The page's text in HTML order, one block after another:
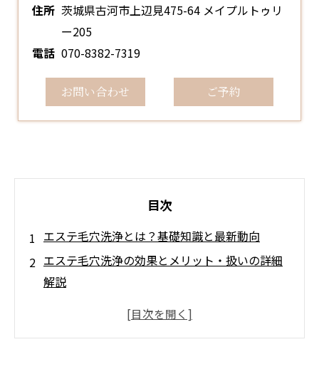
住所 茨城県古河市上辺見475-64 メイプルトゥリ
ー205
電話 070-8382-7319
お問い合わせ ご予約
目次
エステ毛穴洗浄とは？基礎知識と最新動向
エステ毛穴洗浄の効果とメリット・扱いの詳細
解説
エステ毛穴洗浄の施術方法とサロン選びのポイ